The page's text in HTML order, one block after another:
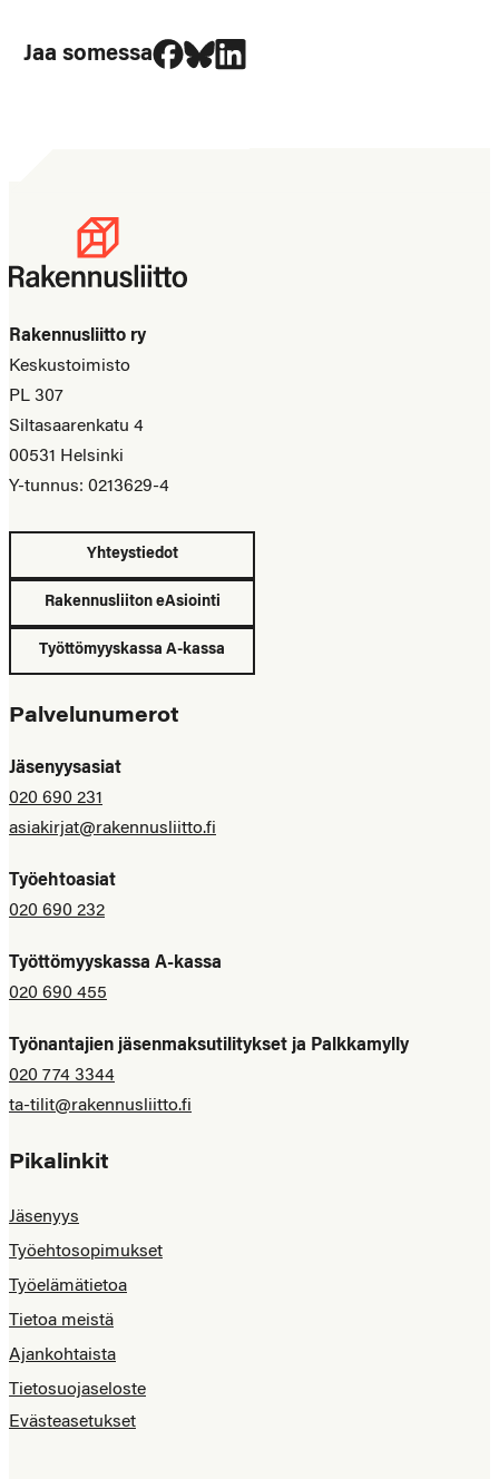
Jaa somessa
Jaa Facebookissa
Jaa Blueskyssa
Jaa LinkedIn:ssä
Rakennusliitto ry
Keskustoimisto
PL 307
Siltasaarenkatu 4
00531 Helsinki
Y-tunnus: 0213629-4
Yhteystiedot
Rakennusliiton eAsiointi
Työttömyyskassa A-kassa
Palvelunumerot
Jäsenyysasiat
020 690 231
asiakirjat@rakennusliitto.fi
Työehtoasiat
020 690 232
Työttömyyskassa A-kassa
020 690 455
Työnantajien jäsenmaksutilitykset ja Palkkamylly
020 774 3344
ta-tilit@rakennusliitto.fi
Pikalinkit
Jäsenyys
Työehtosopimukset
Työelämätietoa
Tietoa meistä
Ajankohtaista
Tietosuojaseloste
Evästeasetukset